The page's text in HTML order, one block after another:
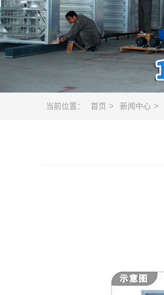
当前位置： 首页 > 新闻中心 >